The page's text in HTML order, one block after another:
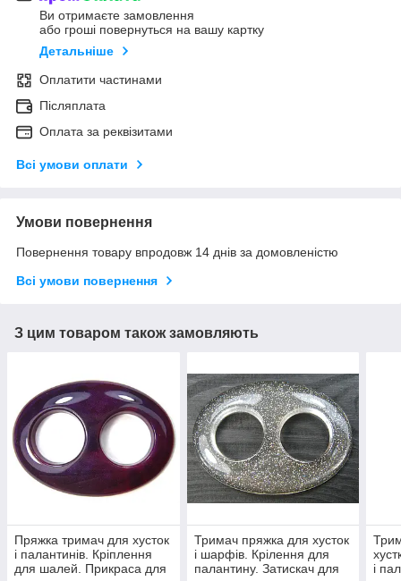
Ви отримаєте замовлення
або гроші повернуться на вашу картку
Детальніше
Оплатити частинами
Післяплата
Оплата за реквізитами
Всі умови оплати
Умови повернення
Повернення товару впродовж 14 днів за домовленістю
Всі умови повернення
З цим товаром також замовляють
Пряжка тримач для хусток
і палантинів. Кріплення
для шалей. Прикраса для
Тримач пряжка для хусток
і шарфів. Крілення для
палантину. Затискач для
і